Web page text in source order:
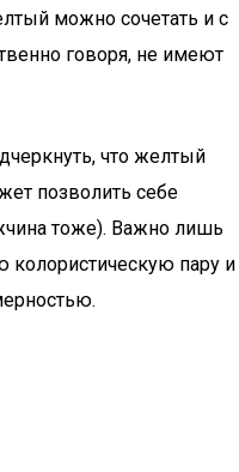
можно сочетать и с
говоря, не имеют
что желтый
позволить себе
тоже). Важно лишь
колористическую пару и